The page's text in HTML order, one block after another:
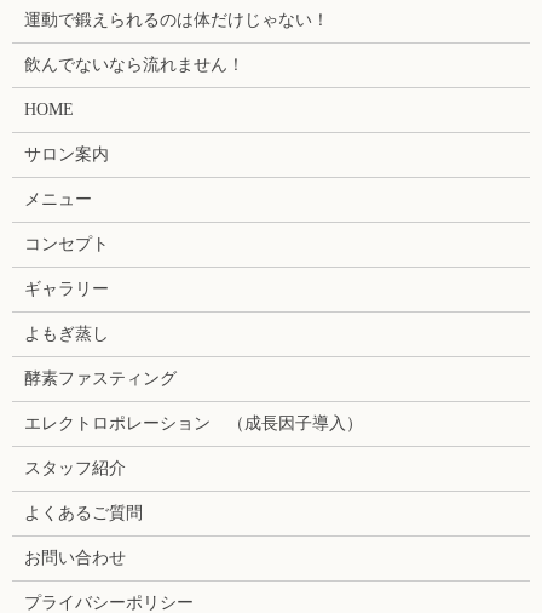
運動で鍛えられるのは体だけじゃない！
飲んでないなら流れません！
HOME
サロン案内
メニュー
コンセプト
ギャラリー
よもぎ蒸し
酵素ファスティング
エレクトロポレーション （成長因子導入）
スタッフ紹介
よくあるご質問
お問い合わせ
プライバシーポリシー